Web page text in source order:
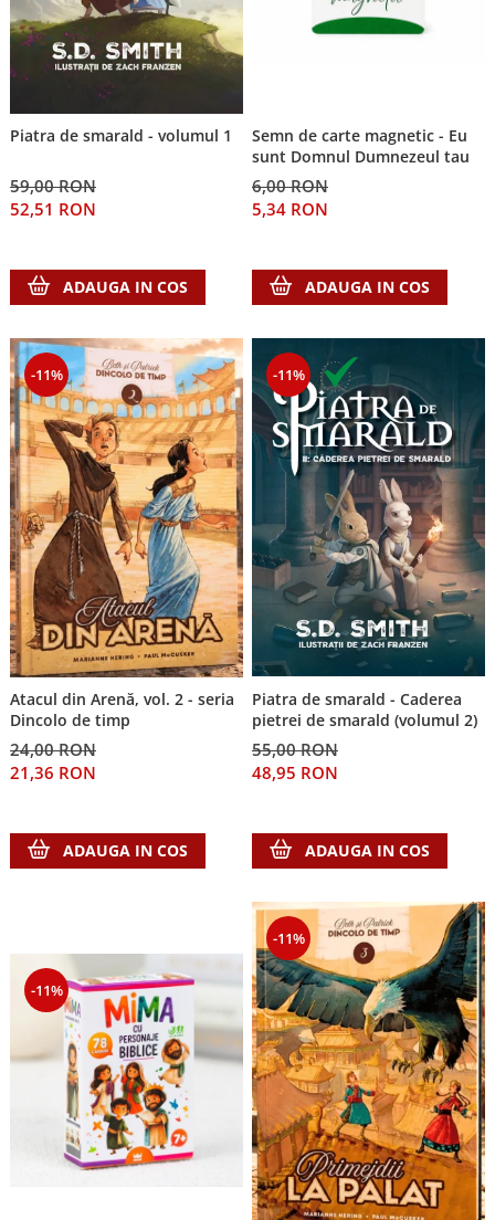
Piatra de smarald - volumul 1
59,00 RON
52,51 RON
ADAUGA IN COS
Semn de carte magnetic - Eu
sunt Domnul Dumnezeul tau
6,00 RON
5,34 RON
ADAUGA IN COS
-11%
Atacul din Arenă, vol. 2 - seria
Dincolo de timp
24,00 RON
21,36 RON
ADAUGA IN COS
-11%
Piatra de smarald - Caderea
pietrei de smarald (volumul 2)
55,00 RON
48,95 RON
ADAUGA IN COS
-11%
-11%